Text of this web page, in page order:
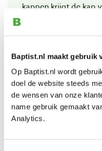
Baptist.nl maakt gebruik
Op Baptist.nl wordt
doel de website steeds
de wensen van onze
name gebruik gemaakt
Analytics.
kappen krijgt de kap
onregelmatig
machinaal gekapte
houtoppervlak
ziet er na het raspen
ook eerder uit alsof
geraspt. Een Auriou
een glad
onregelmatige kap
raspmeel zeer snel